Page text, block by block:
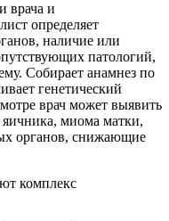
врача и
определяет
наличие или
патологий,
Собирает анамнез по
генетический
врач может выявить
миома матки,
органов, снижающие
комплекс